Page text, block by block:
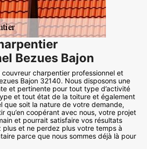
Bezues Bajon
couvreur charpentier professionnel et
Bajon 32140. Nous disposons une
et pertinente pour tout type d’activité
et tout état de la toiture et également
que soit la nature de votre demande,
qu’en coopérant avec nous, votre projet
et pourrait satisfaire vos résultats
plus et ne perdez plus votre temps à
parce que nous sommes déjà là pour